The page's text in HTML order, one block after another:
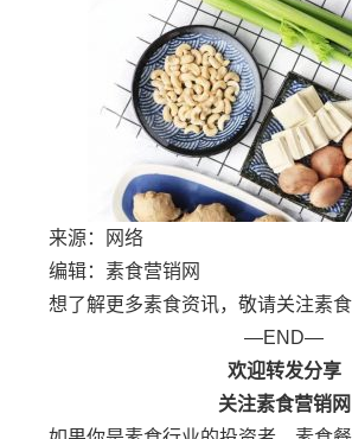
来源：网络
编辑：素食营销网
想了解更多素食资讯，敬请关注素
—END—
欢迎转发分享
关注素食营销网